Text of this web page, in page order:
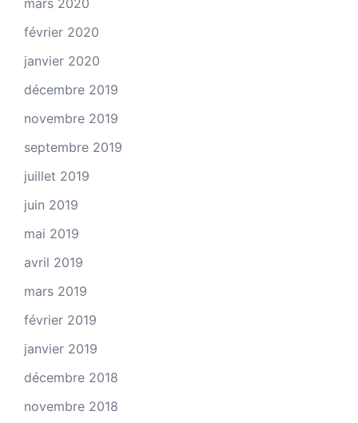
mars 2020
février 2020
janvier 2020
décembre 2019
novembre 2019
septembre 2019
juillet 2019
juin 2019
mai 2019
avril 2019
mars 2019
février 2019
janvier 2019
décembre 2018
novembre 2018